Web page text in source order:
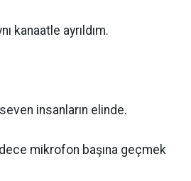
kanaatle ayrıldım.
insanların elinde.
mikrofon başına geçmek